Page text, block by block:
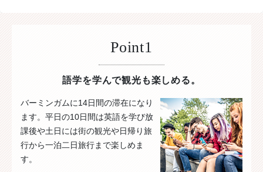
Point1
語学を学んで観光も楽しめる。
バーミンガムに14日間の滞在になり
ます。平日の10日間は英語を学び放
課後や土日には街の観光や日帰り旅
行から一泊二日旅行まで楽しめま
す。